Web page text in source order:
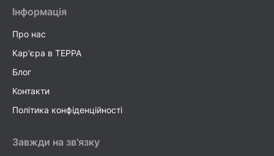
Інформація
Про нас
Кар'єра в TEPPA
Блог
Контакти
Політика конфіденційності
Завжди на зв'язку